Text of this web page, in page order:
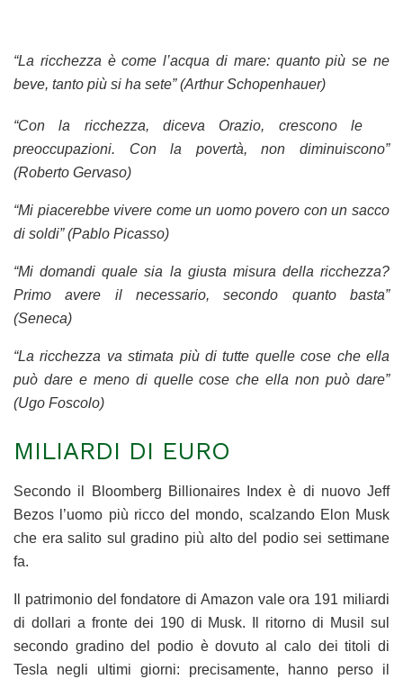
“La ricchezza è come l’acqua di mare: quanto più se ne
beve, tanto più si ha sete” (Arthur Schopenhauer)
“Con la ricchezza, diceva Orazio, crescono le
preoccupazioni. Con la povertà, non diminuiscono”
(Roberto Gervaso)
“Mi piacerebbe vivere come un uomo povero con un sacco
di soldi” (Pablo Picasso)
“Mi domandi quale sia la giusta misura della ricchezza?
Primo avere il necessario, secondo quanto basta”
(Seneca)
“La ricchezza va stimata più di tutte quelle cose che ella
può dare e meno di quelle cose che ella non può dare”
(Ugo Foscolo)
MILIARDI DI EURO
Secondo il Bloomberg Billionaires Index è di nuovo Jeff
Bezos l’uomo più ricco del mondo, scalzando Elon Musk
che era salito sul gradino più alto del podio sei settimane
fa.
Il patrimonio del fondatore di Amazon vale ora 191 miliardi
di dollari a fronte dei 190 di Musk. Il ritorno di Musil sul
secondo gradino del podio è dovuto al calo dei titoli di
Tesla negli ultimi giorni: precisamente, hanno perso il